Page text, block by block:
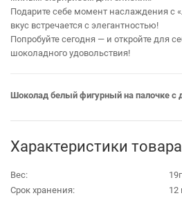
Подарите себе момент наслаждения с
вкус встречается с элегантностью!
Попробуйте сегодня — и откройте для
шоколадного удовольствия!
Шоколад белый фигурный на палочке с
Характеристики товара
Вес:
19г
Срок хранения:
12